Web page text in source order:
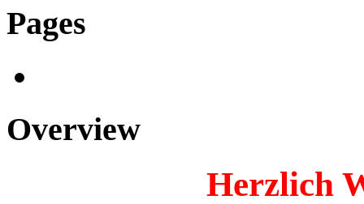
Pages
Overview
Herzlich